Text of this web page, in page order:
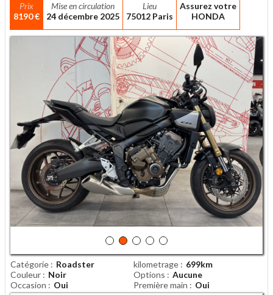
Prix
8190 €
Mise en circulation
24 décembre 2025
Lieu
75012 Paris
Assurez votre
HONDA
Catégorie Roadster kilometrage
699km
Couleur
Noir Options
Aucune
Occasion
Oui Première main
Oui